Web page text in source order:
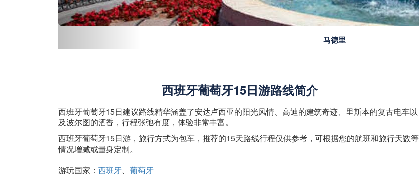
巴塞罗那
西班牙葡萄牙15日游路线简介
西班牙葡萄牙15日建议路线精华涵盖了安达卢西亚的阳光风情、高迪的建筑奇迹、里斯本的复古电车以
及波尔图的酒香，行程张弛有度，体验非常丰富。
西班牙葡萄牙15日游，旅行方式为包车，推荐的15天路线行程仅供参考，可根据您的航班和旅行天数等
情况增减或量身定制。
游玩国家： 西班牙
葡萄牙